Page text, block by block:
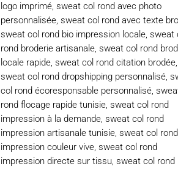
logo imprimé, sweat col rond avec photo
personnalisée, sweat col rond avec texte
sweat col rond bio impression locale, sweat
rond broderie artisanale, sweat col rond
locale rapide, sweat col rond citation brodée,
sweat col rond dropshipping personnalisé,
col rond écoresponsable personnalisé,
rond flocage rapide tunisie, sweat col rond
impression à la demande, sweat col rond
impression artisanale tunisie, sweat col rond
impression couleur vive, sweat col rond
impression directe sur tissu, sweat col rond